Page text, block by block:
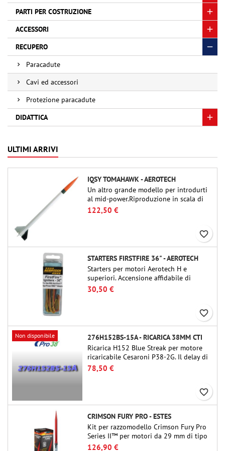
PARTI PER COSTRUZIONE
ACCESSORI
RECUPERO
Paracadute
Cavi ed accessori
Protezione paracadute
DIDATTICA
ULTIMI ARRIVI
IQSY TOMAHAWK - AEROTECH
Un altro grande modello per introdurti
al mid-power.Riproduzione in scala di
un famoso razzo-sonda, dalle dimensioni
contenute e adatto per passare a kit di
122,50 €
favorite_border
STARTERS FIRSTFIRE 36" - AEROTECH
Starters per motori Aerotech H e
superiori. Accensione affidabile di
motori fino a 91 cm di lunghezza.
30,50 €
favorite_border
Non disponibile
276H152BS-15A - RICARICA 38MM CTI
Ricarica H152 Blue Streak per motore
ricaricabile Cesaroni P38-2G. Il delay di
15 secondi è regolabile tramite lo
strumento ProDAT 38
78,50 €
favorite_border
CRIMSON FURY PRO - ESTES
Kit per razzomodello Crimson Fury Pro
Series II™ per motori da 29 mm di tipo
E, F e G. Progettato per modellisti
126,90 €